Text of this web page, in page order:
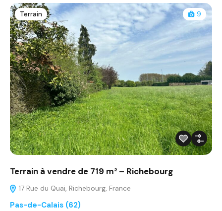
Terrain 9
Terrain à vendre de 719 m² – Richebourg
17 Rue du Quai, Richebourg, France
Pas-de-Calais (62)